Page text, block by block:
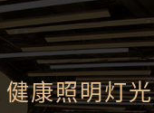
康照明灯